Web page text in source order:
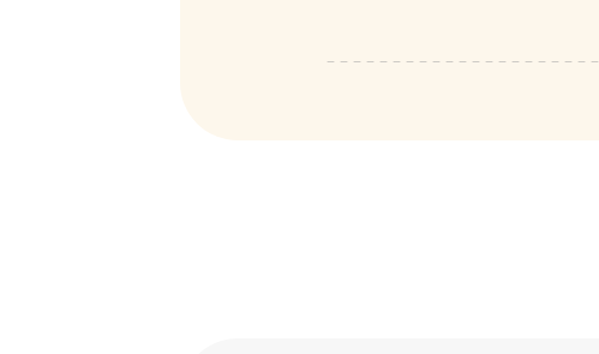
の販売方法以外においては、様々な
特に、定価を大幅に上回る価格での